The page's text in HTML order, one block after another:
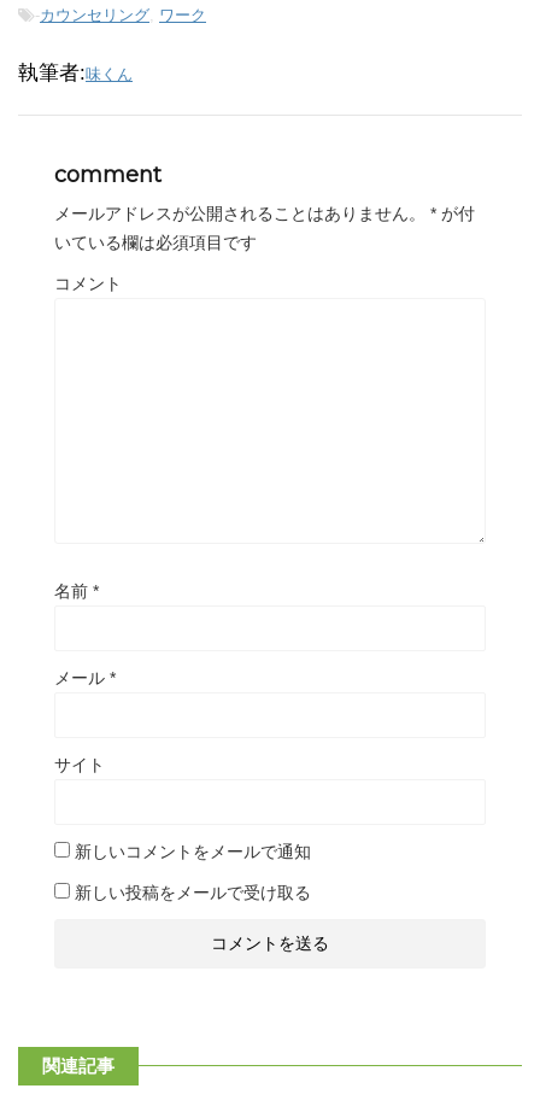
-カウンセリング, ワーク
執筆者:味くん
comment
メールアドレスが公開されることはありません。 * が付
いている欄は必須項目です
コメント
名前 *
メール *
サイト
新しいコメントをメールで通知
新しい投稿をメールで受け取る
関連記事